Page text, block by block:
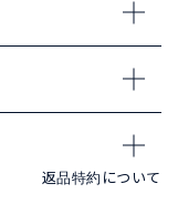
返品特約について